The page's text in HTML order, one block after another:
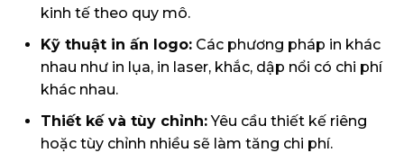
kinh tế theo quy mô.
Kỹ thuật in ấn logo:Các phương pháp in khác
nhau như in lụa, in laser, khắc, dập nổi có chi phí
khác nhau.
Thiết kế và tùy chỉnh:Yêu cầu thiết kế riêng
hoặc tùy chỉnh nhiều sẽ làm tăng chi phí.